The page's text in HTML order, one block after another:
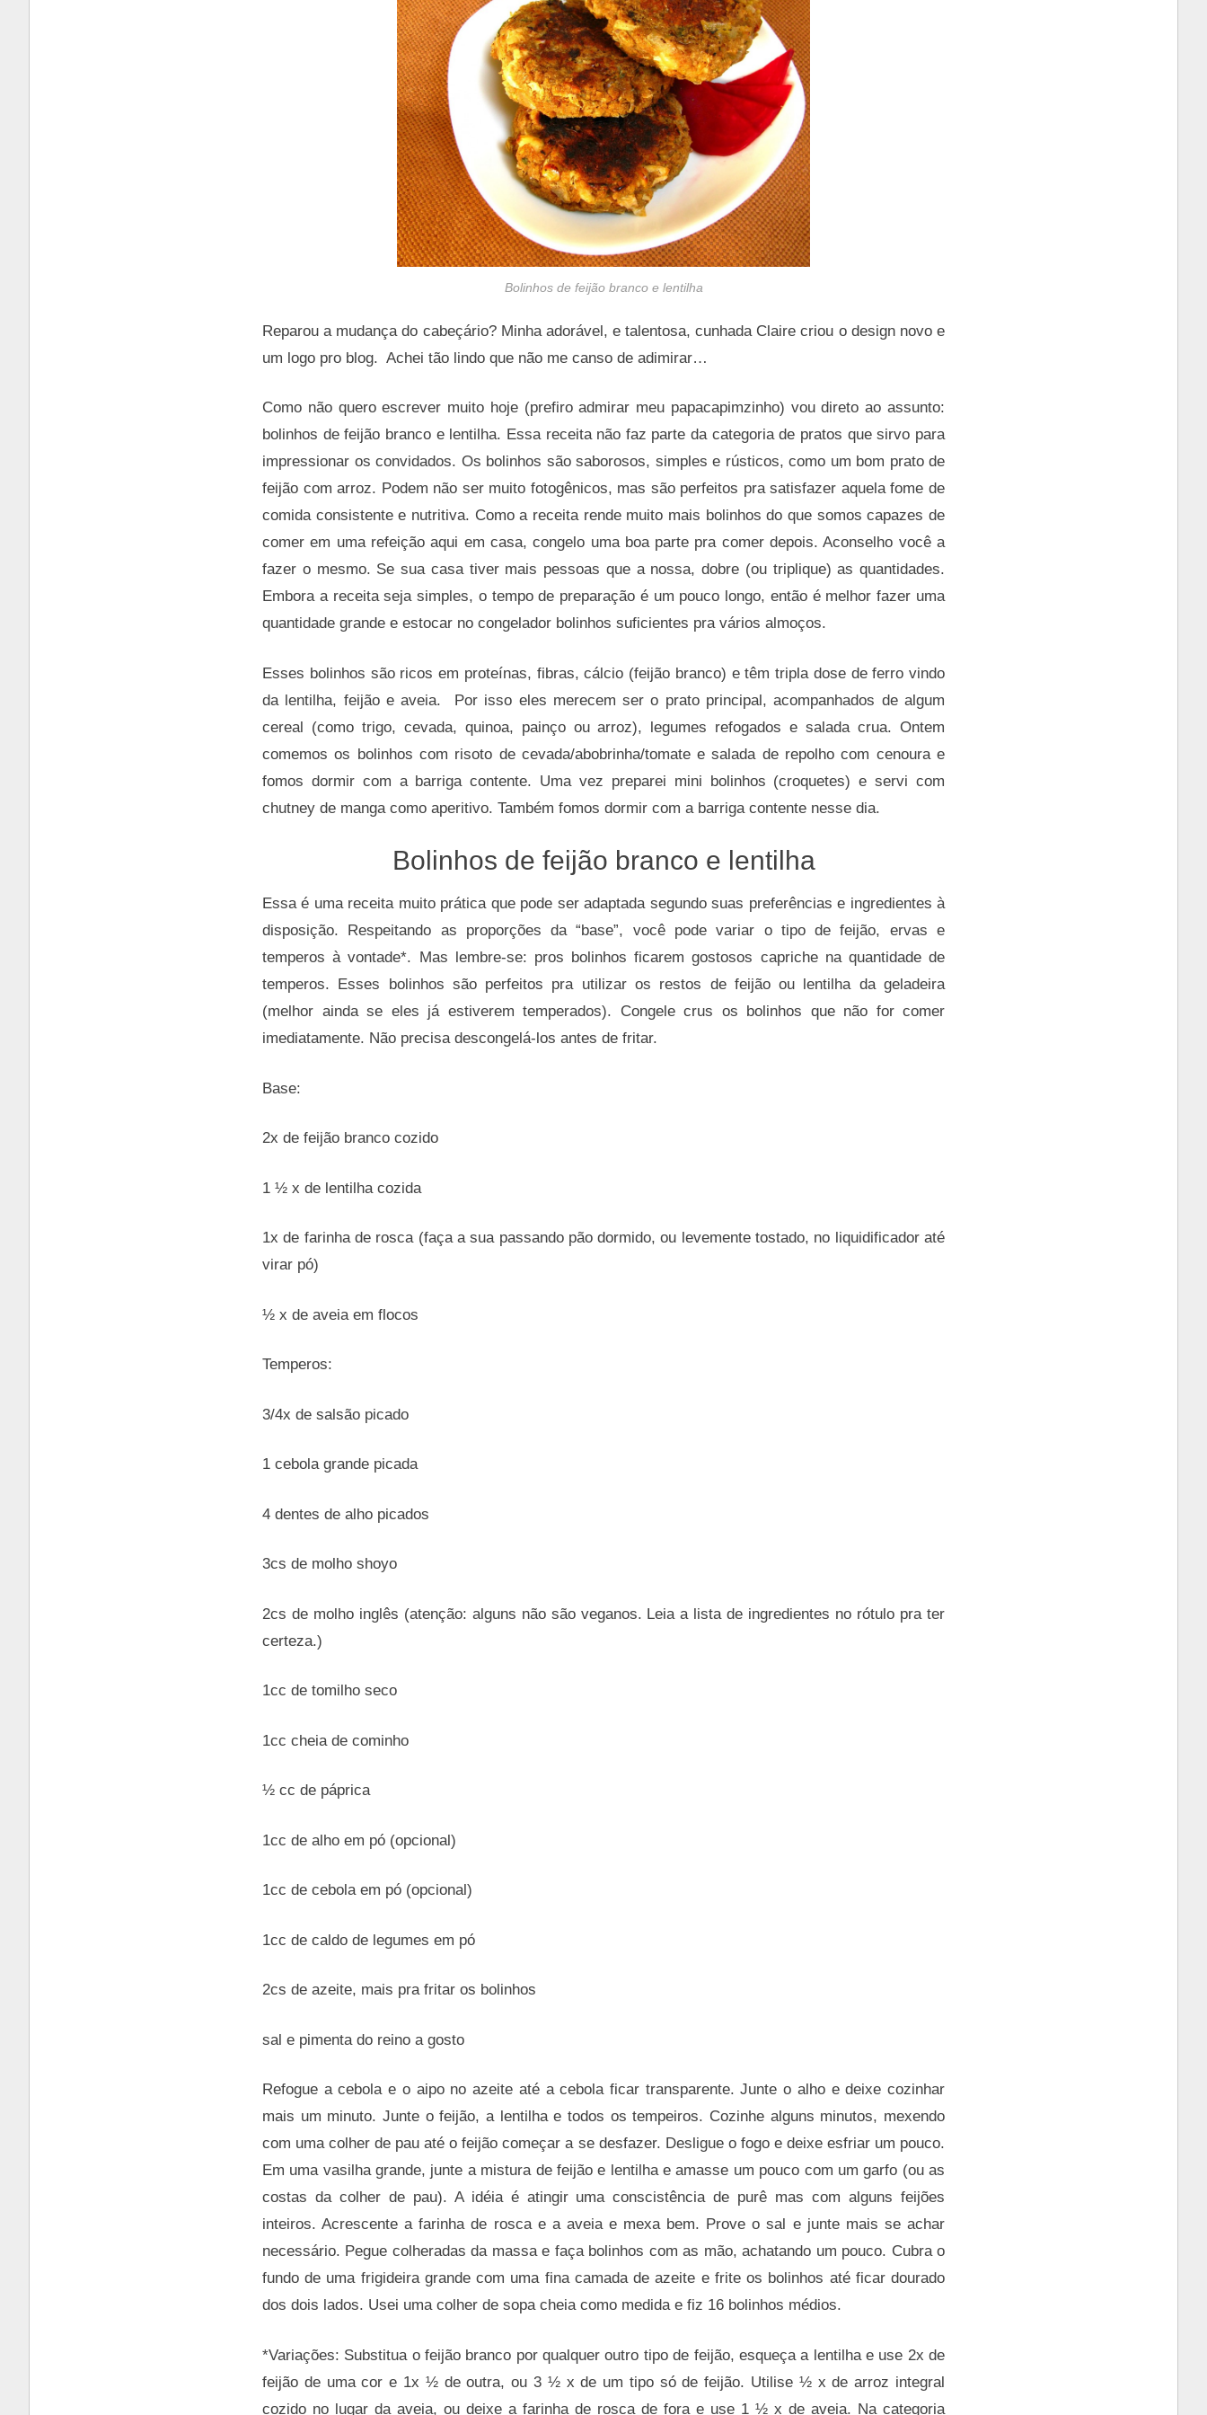
Bolinhos de feijão branco e lentilha
Reparou a mudança do cabeçário? Minha adorável, e talentosa, cunhada Claire criou o design novo e
um logo pro blog. Achei tão lindo que não me canso de adimirar…
Como não quero escrever muito hoje (prefiro admirar meu papacapimzinho) vou direto ao assunto:
bolinhos de feijão branco e lentilha. Essa receita não faz parte da categoria de pratos que sirvo para
impressionar os convidados. Os bolinhos são saborosos, simples e rústicos, como um bom prato de
feijão com arroz. Podem não ser muito fotogênicos, mas são perfeitos pra satisfazer aquela fome de
comida consistente e nutritiva. Como a receita rende muito mais bolinhos do que somos capazes de
comer em uma refeição aqui em casa, congelo uma boa parte pra comer depois. Aconselho você a
fazer o mesmo. Se sua casa tiver mais pessoas que a nossa, dobre (ou triplique) as quantidades.
Embora a receita seja simples, o tempo de preparação é um pouco longo, então é melhor fazer uma
quantidade grande e estocar no congelador bolinhos suficientes pra vários almoços.
Esses bolinhos são ricos em proteínas, fibras, cálcio (feijão branco) e têm tripla dose de ferro vindo
da lentilha, feijão e aveia. Por isso eles merecem ser o prato principal, acompanhados de algum
cereal (como trigo, cevada, quinoa, painço ou arroz), legumes refogados e salada crua. Ontem
comemos os bolinhos com risoto de cevada/abobrinha/tomate e salada de repolho com cenoura e
fomos dormir com a barriga contente. Uma vez preparei mini bolinhos (croquetes) e servi com
chutney de manga como aperitivo. Também fomos dormir com a barriga contente nesse dia.
Bolinhos de feijão branco e lentilha
Essa é uma receita muito prática que pode ser adaptada segundo suas preferências e ingredientes à
disposição. Respeitando as proporções da “base”, você pode variar o tipo de feijão, ervas e
temperos à vontade*. Mas lembre-se: pros bolinhos ficarem gostosos capriche na quantidade de
temperos. Esses bolinhos são perfeitos pra utilizar os restos de feijão ou lentilha da geladeira
(melhor ainda se eles já estiverem temperados). Congele crus os bolinhos que não for comer
imediatamente. Não precisa descongelá-los antes de fritar.
Base:
2x de feijão branco cozido
1 ½ x de lentilha cozida
1x de farinha de rosca (faça a sua passando pão dormido, ou levemente tostado, no liquidificador até
virar pó)
½ x de aveia em flocos
Temperos:
3/4x de salsão picado
1 cebola grande picada
4 dentes de alho picados
3cs de molho shoyo
2cs de molho inglês (atenção: alguns não são veganos. Leia a lista de ingredientes no rótulo pra ter
certeza.)
1cc de tomilho seco
1cc cheia de cominho
½ cc de páprica
1cc de alho em pó (opcional)
1cc de cebola em pó (opcional)
1cc de caldo de legumes em pó
2cs de azeite, mais pra fritar os bolinhos
sal e pimenta do reino a gosto
Refogue a cebola e o aipo no azeite até a cebola ficar transparente. Junte o alho e deixe cozinhar
mais um minuto. Junte o feijão, a lentilha e todos os tempeiros. Cozinhe alguns minutos, mexendo
com uma colher de pau até o feijão começar a se desfazer. Desligue o fogo e deixe esfriar um pouco.
Em uma vasilha grande, junte a mistura de feijão e lentilha e amasse um pouco com um garfo (ou as
costas da colher de pau). A idéia é atingir uma conscistência de purê mas com alguns feijões
inteiros. Acrescente a farinha de rosca e a aveia e mexa bem. Prove o sal e junte mais se achar
necessário. Pegue colheradas da massa e faça bolinhos com as mão, achatando um pouco. Cubra o
fundo de uma frigideira grande com uma fina camada de azeite e frite os bolinhos até ficar dourado
dos dois lados. Usei uma colher de sopa cheia como medida e fiz 16 bolinhos médios.
*Variações: Substitua o feijão branco por qualquer outro tipo de feijão, esqueça a lentilha e use 2x de
feijão de uma cor e 1x ½ de outra, ou 3 ½ x de um tipo só de feijão. Utilise ½ x de arroz integral
cozido no lugar da aveia, ou deixe a farinha de rosca de fora e use 1 ½ x de aveia. Na categoria